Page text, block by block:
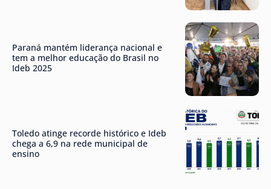
Paraná mantém liderança nacional e
tem a melhor educação do Brasil no
Ideb 2025
Toledo atinge recorde histórico e Ideb
chega a 6,9 na rede municipal de
ensino